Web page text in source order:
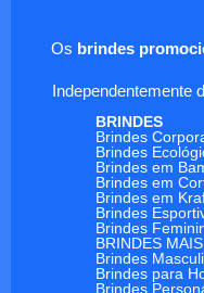
Os brindes
Independentemente
BRINDES
Brindes
Brindes
Brindes em
Brindes em
Brindes em
Brindes
Brindes
BRINDES
Brindes
Brindes para
Brindes